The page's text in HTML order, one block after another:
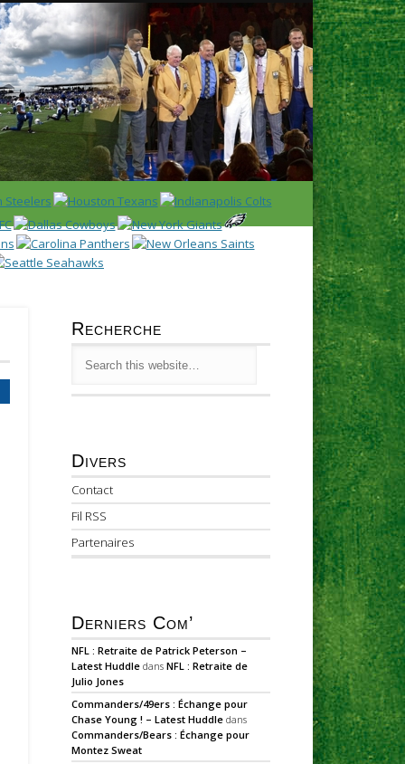
Latest
Recherche
Divers
Contact
Fil RSS
Partenaires
Derniers Com’
NFL : Retraite de Patrick Peterson –
Latest Huddle dansNFL : Retraite de
Julio Jones
Commanders/49ers : Échange pour
Chase Young ! – Latest Huddle dans
Commanders/Bears : Échange pour
Montez Sweat